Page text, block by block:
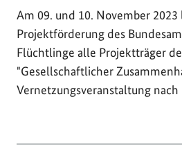
Am 09. und 10. November 2023
Projektförderung des
Flüchtlinge alle Projektträger
"Gesellschaftlicher
Vernetzungsveranstaltung